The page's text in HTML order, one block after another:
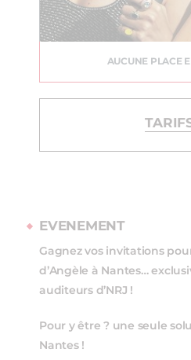
AUCUNE PLACE
EVENEMENT
Gagnez vos invitations
d’Angèle à Nantes…
auditeurs d’NRJ !
Pour y être ? une seule
Nantes !